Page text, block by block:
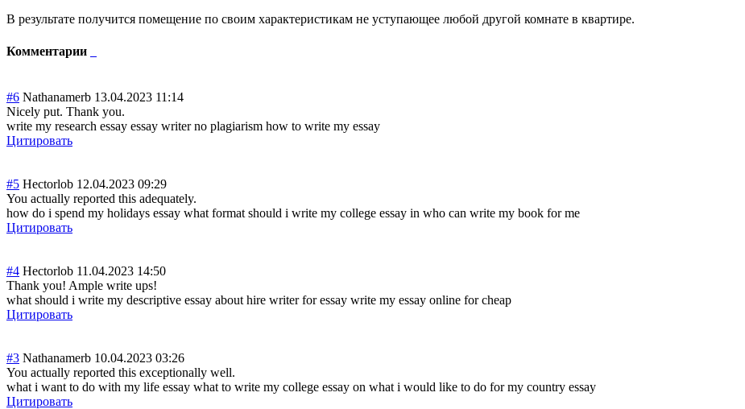
В результате получится помещение по своим характеристикам не уступающее любой другой комнате в квартире.
Комментарии
#6 Nathanamerb 13.04.2023 11:14
Nicely put. Thank you.
write my research essay essay writer no plagiarism how to write my essay
Цитировать
#5 Hectorlob 12.04.2023 09:29
You actually reported this adequately.
how do i spend my holidays essay what format should i write my college essay in who can write my book for me
Цитировать
#4 Hectorlob 11.04.2023 14:50
Thank you! Ample write ups!
what should i write my descriptive essay about hire writer for essay write my essay online for cheap
Цитировать
#3 Nathanamerb 10.04.2023 03:26
You actually reported this exceptionally well.
what i want to do with my life essay what to write my college essay on what i would like to do for my country essay
Цитировать